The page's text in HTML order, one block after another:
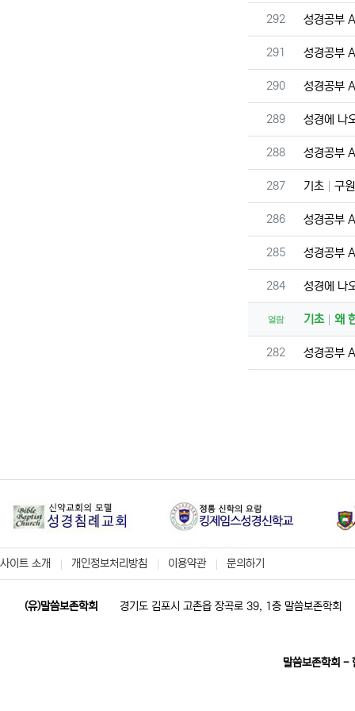
번호
292 성경공부
번호
291 성경공부
번호
290 성경공부
번호
289 성경에 나
번호
288 성경공부
번호
287 기초 구
번호
286 성경공부
번호
285 성경공부
번호
284 성경에 나
열람 기초 왜
번호
282 성경공부
사이트 소개 개인정보처리방침 이용약관 문의하기
(유)말씀보존학회 경기도 김포시 고촌읍 장곡로 39, 1층 말씀보존학회
말씀보존학회 -